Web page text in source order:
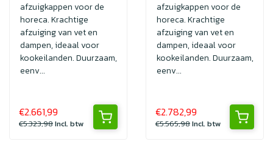
afzuigkappen voor de
horeca. Krachtige
afzuiging van vet en
dampen, ideaal voor
kookeilanden. Duurzaam,
eenv...
€2.661,99
€5.323,98Incl. btw
afzuigkappen voor de
horeca. Krachtige
afzuiging van vet en
dampen, ideaal voor
kookeilanden. Duurzaam,
eenv...
€2.782,99
€5.565,98Incl. btw